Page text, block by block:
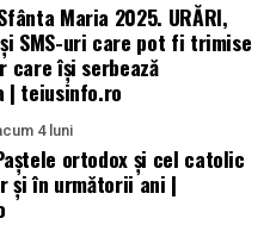
Maria 2025. URĂRI,
și SMS-uri care pot fi trimise
care își serbează
| teiusinfo.ro
4 luni
ortodox și cel catolic
și în următorii ani |